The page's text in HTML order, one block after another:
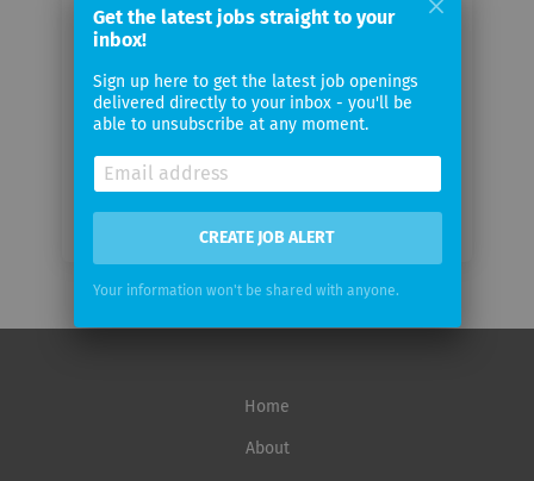
email
Email
frequency
Home
About
Get the latest jobs straight to your
inbox!
Sign up here to get the latest job openings
delivered directly to your inbox - you'll be
able to unsubscribe at any moment.
CREATE JOB ALERT
Your information won't be shared with anyone.